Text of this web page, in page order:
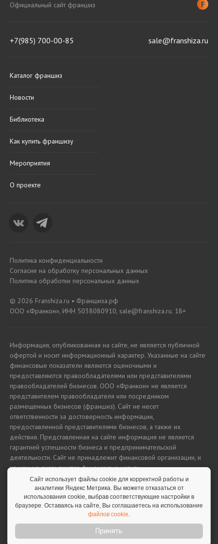
Официальный сайт франшиз
+7(985) 700-00-85 sale@franshiza.ru
Каталог франшиз
Новости
Библиотека
Как купить франшизу
Мероприятия
О проекте
Политика конфиденциальности
Согласие на обработку персональных данных
Политика обработки персональных данных
© 2026 Franshiza.ru • Франшиза.рф
ООО «Франкон», ИНН 5038080910, sale@franshiza.ru. 18+
Информация, опубликованная на сайте, не является публичной
офертой и носит информационный характер. Указанные на сайте
финансовые показатели являются оценочными и
предоставляются правообладателями или представителями
правообладателей бизнесов. ООО «Франкон» не является
представителем правообладателя или посредником
размещенных бизнесов (франшиз). Сайт не несет
ответственности за достоверность информации,
предоставленной представителями бизнесов, а также их
действия. Представленная на сайте информация не является
гарантией успешности бизнеса и предпринимательской
деятельности. Сайт не принадлежит финансовой организации, и
на нем не оказываются финансовые услуги.
Полная версия сайта
Сайт использует файлы cookie для корректной работы и
аналитики Яндекс Метрика. Вы можете отказаться от
использования cookie, выбрав соответствующие настройки в
браузере. Оставаясь на сайте, Вы соглашаетесь на использование
файлов cookie.
Принять